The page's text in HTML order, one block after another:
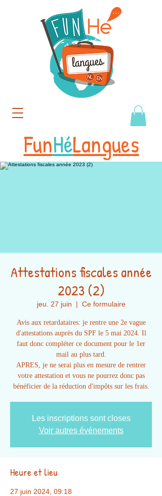
FunHéLangues
Attestations fiscales année
2023 (2)
jeu. 27 juin
  |
Ce formulaire
Avis aux retardataires: je rentre une 2e vague
d'attestations auprès du SPF le 5 mai 2024. Il
faut donc compléter ce document pour le 1er
mail au plus tard.
APRES, je ne serai plus en mesure de rentrer
votre attestation et vous ne pourrez donc pas
bénéficier de la réduction d'impôts sur les frais.
Les inscriptions sont closes
Voir autres événements
Heure et lieu
27 juin 2024, 09:18